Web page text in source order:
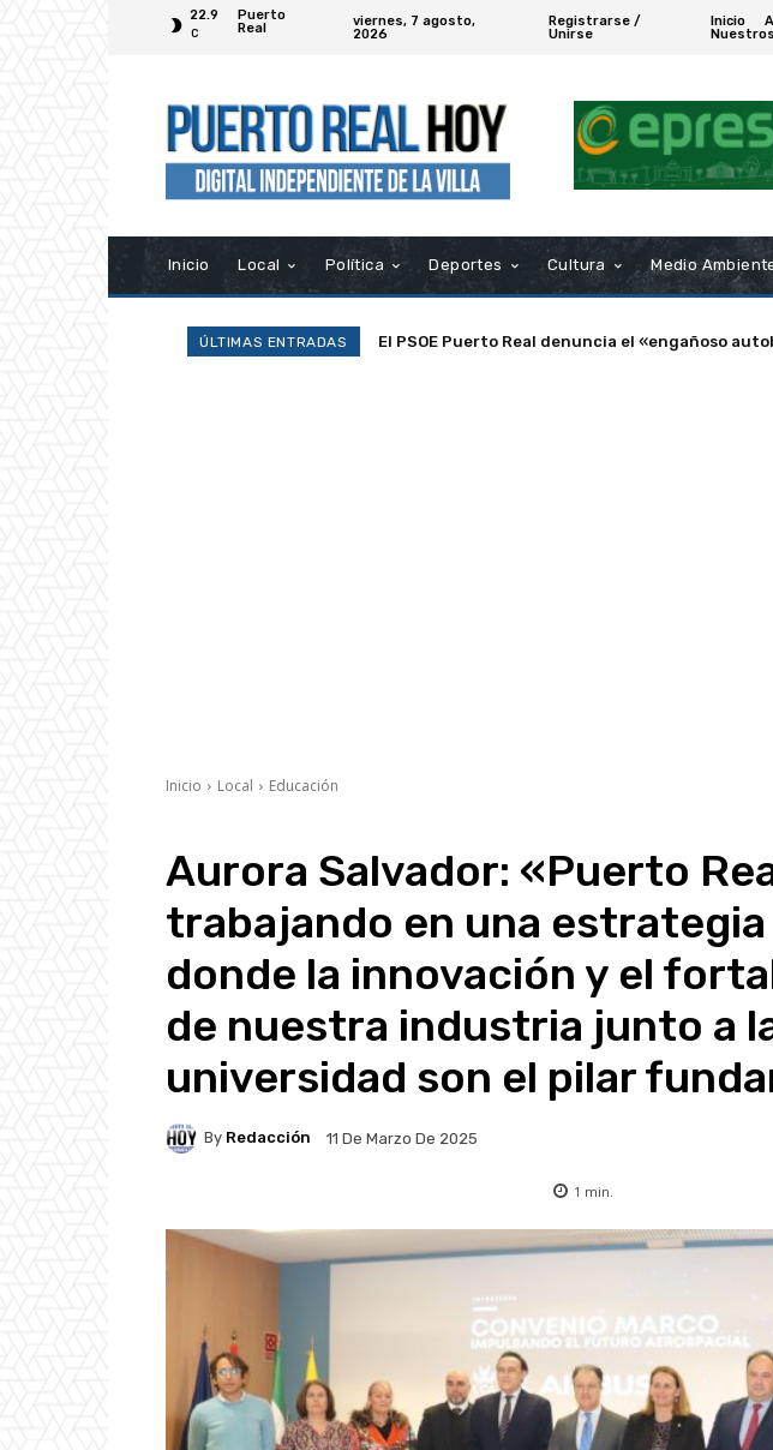
22.9
C
Puerto
Real
viernes, 7 agosto,
2026
Registrarse /
Unirse
Inicio
Inicio Local Política Deportes Cultura Medio
ÚLTIMAS ENTRADAS
El PSOE Puerto Real denuncia el «engañoso
La Asociación Rampa de Puerto Real nombra
Inicio Local Educación
Aurora Salvador: «Puerto
trabajando en una
donde la innovación y el
de nuestra industria junto a
universidad son el pilar
By Redacción 11 De Marzo De 2025
1 min.